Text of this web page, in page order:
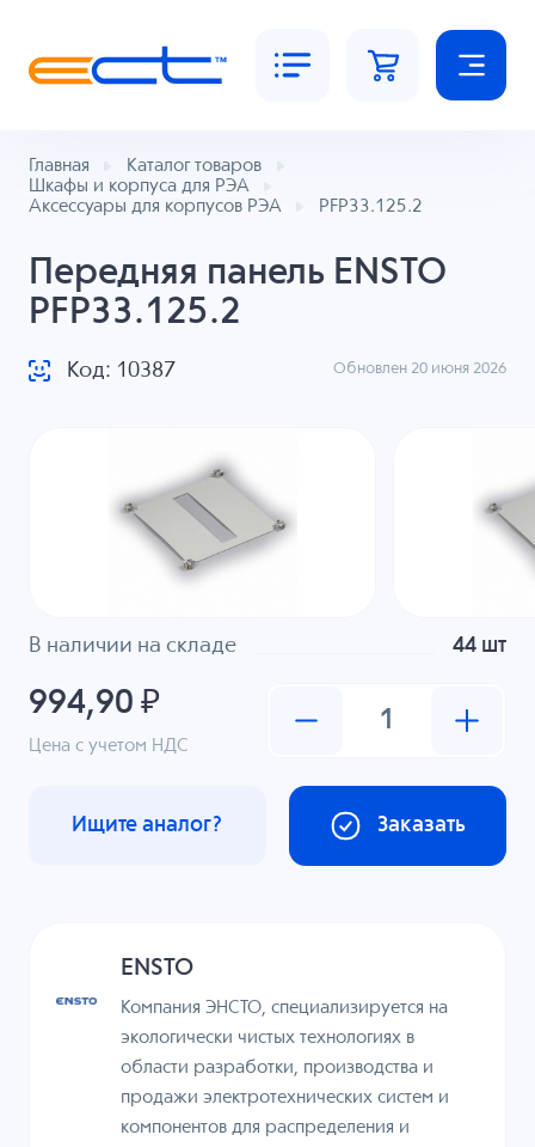
Главная
Каталог товаров
Шкафы и корпуса для РЭА
Аксессуары для корпусов РЭА
PFP33.125.2
Передняя панель ENSTO
PFP33.125.2
Код: 10387 Обновлен 20 июня 2026
В наличии на складе 44 шт
994,90 ₽
Цена с учетом НДС
Заказать
Ищите аналог?
ENSTO
Компания ЭНСТО, специализируется на
экологически чистых технологиях в
области разработки, производства и
продажи электротехнических систем и
компонентов для распределения и